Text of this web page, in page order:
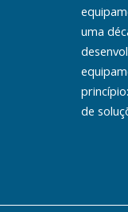
uma
de